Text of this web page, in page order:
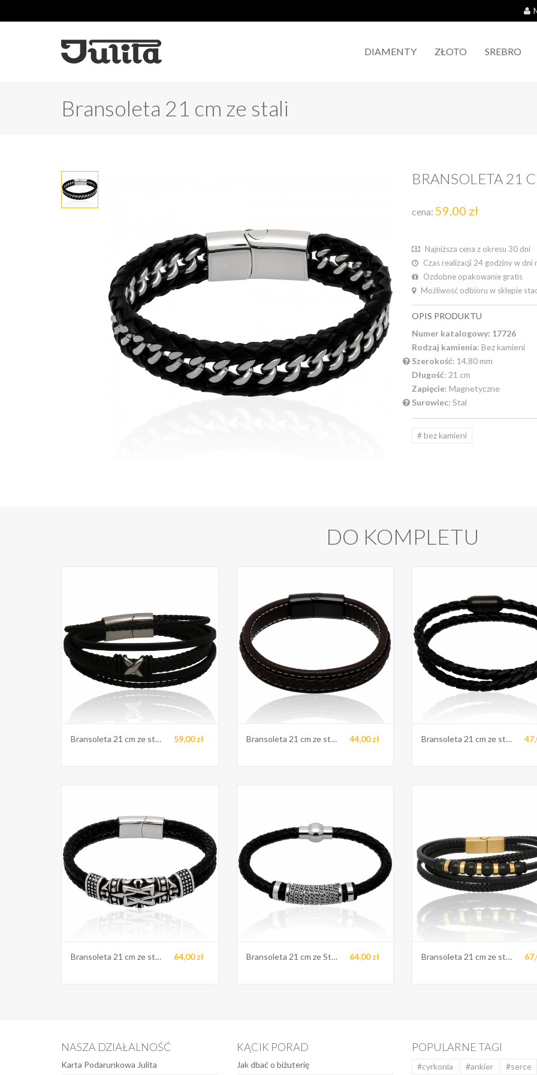
DIAMENTY ZŁOTO SREBRO
Bransoleta 21 cm ze stali
BRANSOLETA 21
cena: 59,00 zł
Najniższa cena z okresu 30 dni
Czas realizacji 24 godziny w dni
Ozdobne opakowanie gratis
Możliwość odbioru w sklepie
OPIS PRODUKTU
Numer katalogowy: 17726
Rodzaj kamienia: Bez kamieni
Szerokość: 14,80 mm
Długość: 21 cm
Zapięcie: Magnetyczne
Surowiec: Stal
# bez kamieni
DO KOMPLETU
Bransoleta 21 cm ze stali 59,00 zł Bransoleta 21 cm ze stali 44,00 zł Bransoleta 21 cm ze stali
Bransoleta 21 cm ze stali 64,00 zł Bransoleta 21 cm ze Stali 64,00 zł Bransoleta 21 cm ze stali
NASZA DZIAŁALNOŚĆ
Karta Podarunkowa Julita
KĄCIK PORAD
Jak dbać o biżuterię
POPULARNE TAGI
#cyrkonia #ankier #serce